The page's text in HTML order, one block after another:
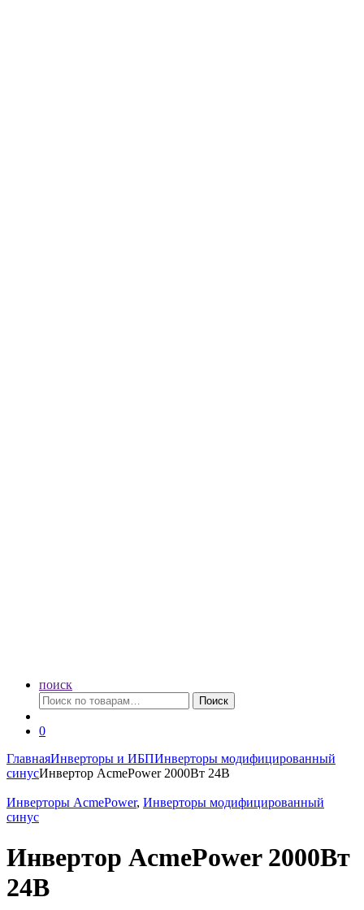
поиск
Искать:
Поиск
0
ГлавнаяИнверторы и ИБПИнверторы модифицированный
синусИнвертор AcmePower 2000Вт 24В
Инверторы AcmePower, Инверторы модифицированный
синус
Инвертор AcmePower 2000Вт
24В